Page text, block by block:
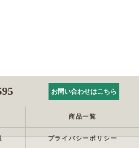
お問い合わせはこちら
商品一覧
プライバシーポリシー